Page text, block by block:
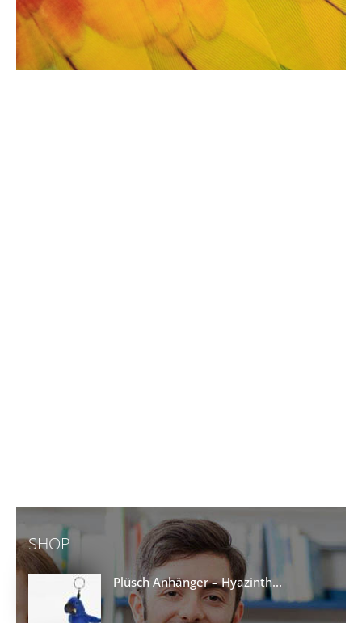
SHOP
Plüsch Anhänger – Hyazinth...